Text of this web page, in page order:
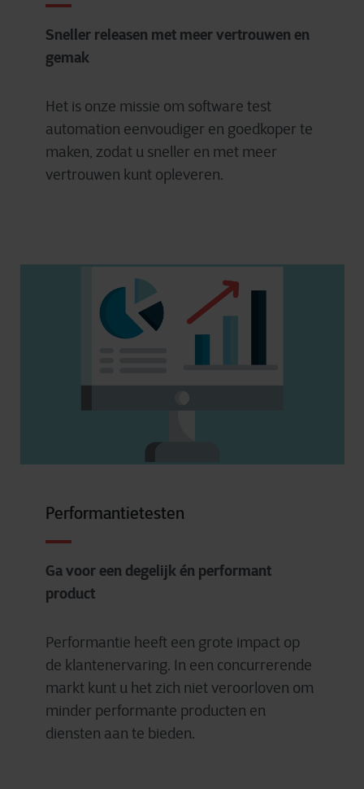
Sneller releasen met meer vertrouwen en
gemak
Het is onze missie om software test
automation eenvoudiger en goedkoper te
maken, zodat u sneller en met meer
vertrouwen kunt opleveren.
Performantietesten
Ga voor een degelijk én performant
product
Performantie heeft een grote impact op
de klantenervaring. In een concurrerende
markt kunt u het zich niet veroorloven om
minder performante producten en
diensten aan te bieden.